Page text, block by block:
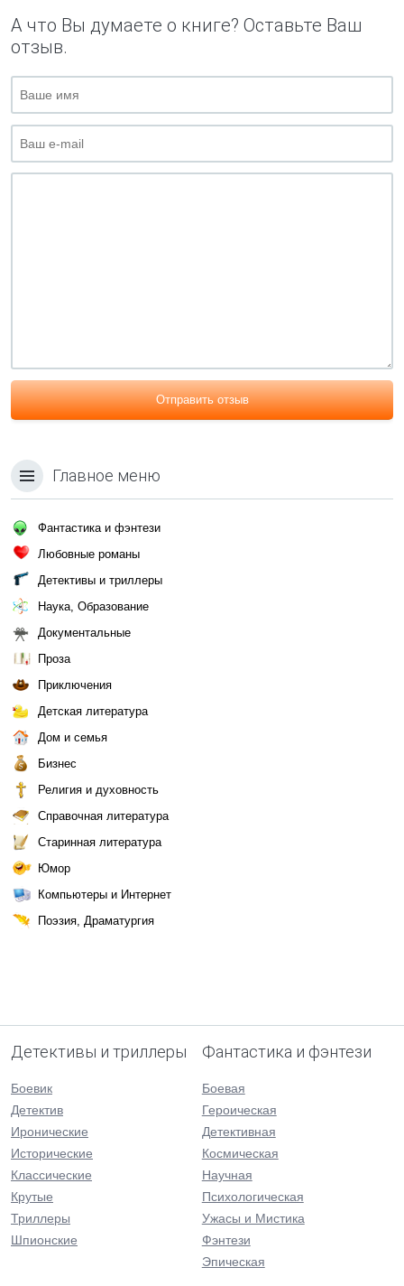
А что Вы думаете о книге? Оставьте Ваш
отзыв.
Отправить отзыв
Главное меню
Фантастика и фэнтези
Любовные романы
Детективы и триллеры
Наука, Образование
Документальные
Проза
Приключения
Детская литература
Дом и семья
Бизнес
Религия и духовность
Справочная литература
Старинная литература
Юмор
Компьютеры и Интернет
Поэзия, Драматургия
Детективы и триллеры
Боевик
Детектив
Иронические
Исторические
Классические
Крутые
Триллеры
Шпионские
Фантастика и фэнтези
Боевая
Героическая
Детективная
Космическая
Научная
Психологическая
Ужасы и Мистика
Фэнтези
Эпическая